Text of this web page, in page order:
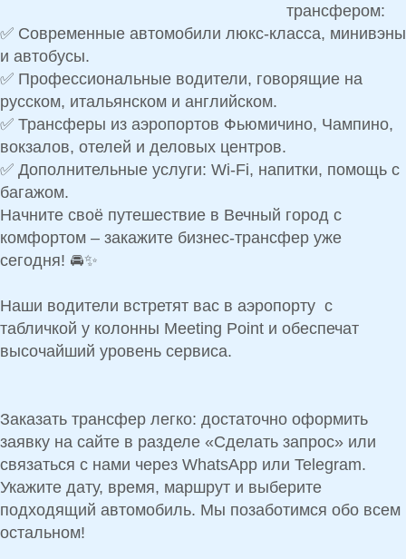
трансфером:
✅ Современные автомобили люкс-класса, минивэны
и автобусы.
✅ Профессиональные водители, говорящие на
русском, итальянском и английском.
✅ Трансферы из аэропортов Фьюмичино, Чампино,
вокзалов, отелей и деловых центров.
✅ Дополнительные услуги: Wi-Fi, напитки, помощь с
багажом.
Начните своё путешествие в Вечный город с
комфортом – закажите бизнес-трансфер уже
сегодня! 🚘✨
Наши водители встретят вас в аэропорту с
табличкой у колонны Meeting Point и обеспечат
высочайший уровень сервиса.
Заказать трансфер легко: достаточно оформить
заявку на сайте в разделе «Сделать запрос» или
связаться с нами через WhatsApp или Telegram.
Укажите дату, время, маршрут и выберите
подходящий автомобиль. Мы позаботимся обо всем
остальном!